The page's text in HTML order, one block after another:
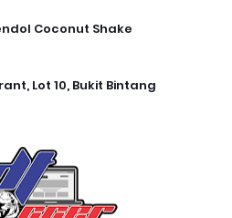
Coconut Shake
Lot 10, Bukit Bintang